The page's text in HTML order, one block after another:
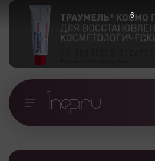
5